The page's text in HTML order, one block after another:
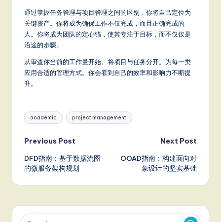
通过掌握任务管理与项目管理之间的区别，你将自己定位为
关键资产。你将成为确保工作不仅完成，而且正确完成的
人。你将成为团队的定心锚，使其专注于目标，而不仅仅是
沿途的步骤。
从审查你当前的工作量开始。将项目与任务分开。为每一类
应用合适的管理方式。你会看到自己的效率和影响力不断提
升。
Tags:
academic project management
Post
navigation
Previous Post
DFD指南：基于数据流图
的微服务架构规划
Next Post
OOAD指南：构建面向对
象设计的坚实基础